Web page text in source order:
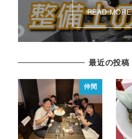
READ MORE
最近の投稿
仲間